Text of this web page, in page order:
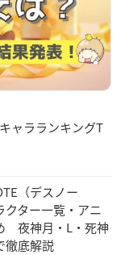
ャラランキングT
（デスノー
クター一覧・アニ
夜神月・L・死神
徹底解説